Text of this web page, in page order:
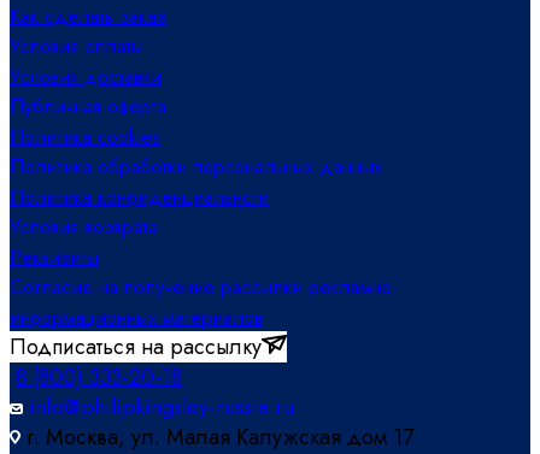
Как сделать заказ
Условия оплаты
Условия доставки
Публичная оферта
Политика cookies
Политика обработки персональных данных
Политика конфиденциальнсти
Условия возврата
Реквизиты
Согласие на получение рассылки рекламно-
информационных материалов
Подписаться на рассылку
8 (800) 333-20-18
info@philipkingsley-russia.ru
г. Москва, ул. Малая Калужская дом 17